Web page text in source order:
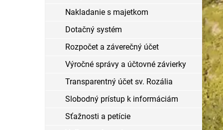
Nakladanie s majetkom
Dotačný systém
Rozpočet a záverečný účet
Výročné správy a účtovné závierky
Transparentný účet sv. Rozália
Slobodný prístup k informáciám
Sťažnosti a petície